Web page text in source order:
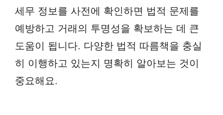
세무 정보를 사전에 확인하면 법적 문제를
예방하고 거래의 투명성을 확보하는 데 큰
도움이 됩니다. 다양한 법적 따름책을 충실
히 이행하고 있는지 명확히 알아보는 것이
중요해요.